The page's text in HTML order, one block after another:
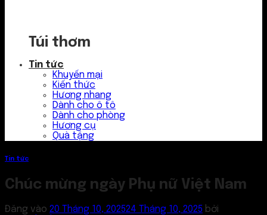
Túi thơm
Tin tức
Khuyến mại
Kiến thức
Hương nhang
Dành cho ô tô
Dành cho phòng
Hương cụ
Quà tặng
Tin tức
Chúc mừng ngày Phụ nữ Việt Nam
Đăng vào 20 Tháng 10, 202524 Tháng 10, 2025 bởi